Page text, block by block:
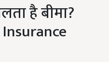
है बीमा?